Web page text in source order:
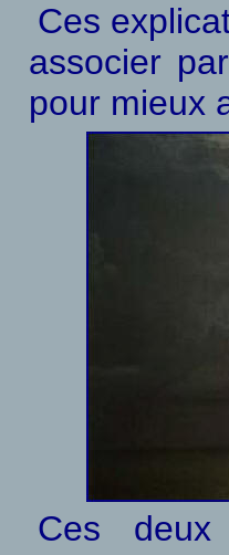
Ces
associer
pour mieux
Ces deux